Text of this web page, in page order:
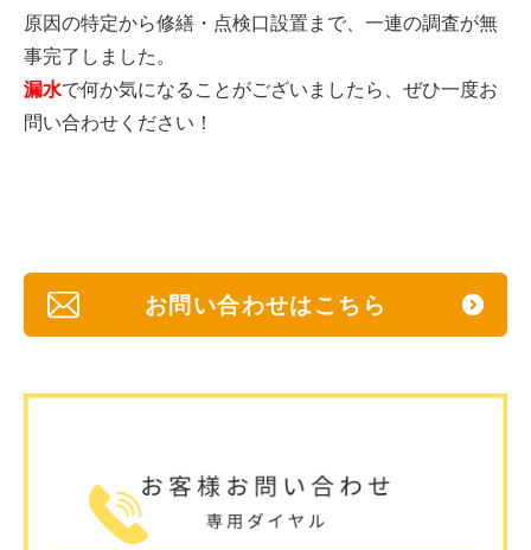
原因の特定から修繕・点検口設置まで、一連の調査が無
事完了しました。
漏水で何か気になることがございましたら、ぜひ一度お
問い合わせください！
お問い合わせはこちら